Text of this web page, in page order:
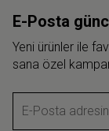
E-Posta
Yeni ürünler ile
sana özel
E-Posta